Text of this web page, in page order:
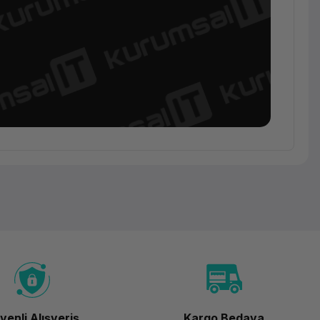
ASUS
B31N1535